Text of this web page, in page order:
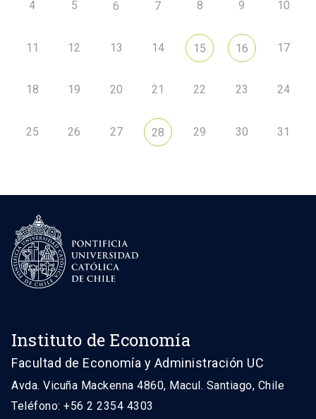
4 5 6 7 8 9 10
11 12 13 14 15 16 17
18 19 20 21 22 23 24
25 26 27 28 29 30 31
Instituto de Economía
Facultad de Economía y Administración UC
Avda. Vicuña Mackenna 4860, Macul. Santiago, Chile
Teléfono: +56 2 2354 4303